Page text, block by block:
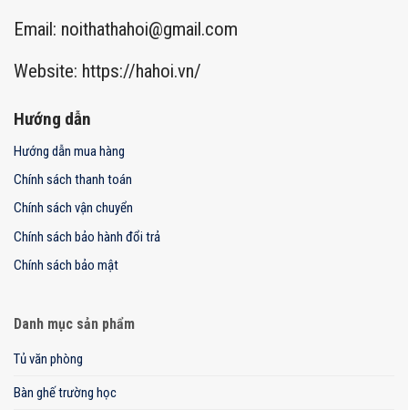
Email: noithathahoi@gmail.com
Website: https://hahoi.vn/
Hướng dẫn
Hướng dẫn mua hàng
Chính sách thanh toán
Chính sách vận chuyển
Chính sách bảo hành đổi trả
Chính sách bảo mật
Danh mục sản phẩm
Tủ văn phòng
Bàn ghế trường học